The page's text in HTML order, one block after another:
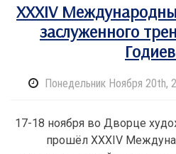
XXXIV
заслуженного
Понедельник Ноября 20th,
17-18 ноября во Дворце
прошёл XXXIV